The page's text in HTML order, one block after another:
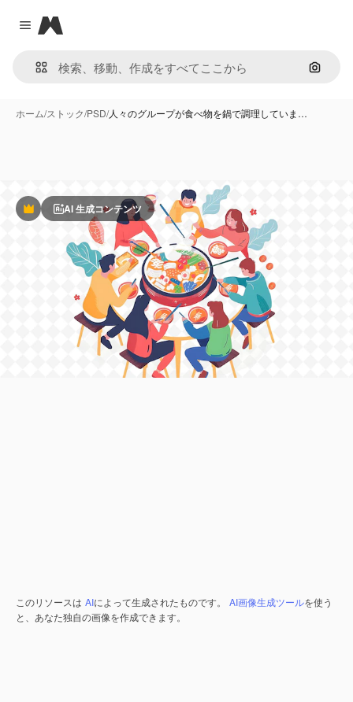
Close menu
Magnific
画像で
ホーム/ストック/PSD/人々のグループが食べ物を鍋で調理していま…
PremiumAI 生成コンテンツ
このリソースは AIによって生成されたものです。 AI画像生成ツールを使う
と、あなた独自の画像を作成できます。